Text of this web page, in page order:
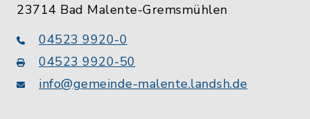
23714 Bad Malente-Gremsmühlen
04523 9920-0
04523 9920-50
info@gemeinde-malente.landsh.de